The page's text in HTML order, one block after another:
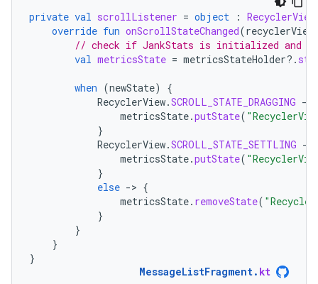
private val scrollListener = object : RecyclerView
override fun onScrollStateChanged(recyclerView
// check if JankStats is initialized and
val metricsState = metricsStateHolder?.
when (newState)
{
RecyclerView.SCROLL_STATE_DRAGGING -
metricsState.putState(
}
RecyclerView.SCROLL_STATE_SETTLING -
metricsState.putState(
}
else -> {
metricsState. removeState(
}
}
}
}
MessageListFragment. kt